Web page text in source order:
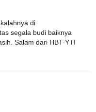
di
segala budi baiknya
Salam dari HBT-YTI